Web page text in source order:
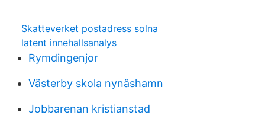
Skatteverket postadress solna
latent innehallsanalys
Rymdingenjor
Västerby skola nynäshamn
Jobbarenan kristianstad